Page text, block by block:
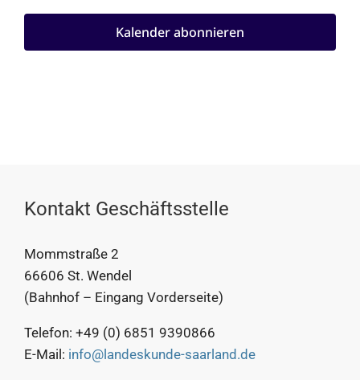
Kalender abonnieren
Kontakt Geschäftsstelle
Mommstraße 2
66606 St. Wendel
(Bahnhof – Eingang Vorderseite)
Telefon: +49 (0) 6851 9390866
E-Mail: info@landeskunde-saarland.de